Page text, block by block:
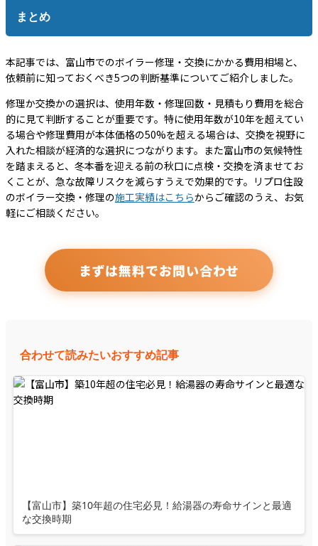
まとめ
本記事では、富山市でのボイラー修理・交換にかかる費用相場と、
依頼前に知っておくべき5つの判断基準についてご紹介しました。
修理か交換かの選択は、使用年数・修理回数・見積もり費用を総合
的に見て判断することが重要です。特に使用年数が10年を超えてい
る場合や修理費用が本体価格の50%を超える場合は、交換を視野に
入れた相談が経済的な選択につながります。また富山市の気候特性
を踏まえると、冬本番を迎える前の秋口に点検・交換を済ませてお
くことが、急な故障リスクを減らすうえで効果的です。リプロ住設
のボイラー交換・修理の施工実績はこちらからご確認のうえ、お気
軽にご相談ください。
まずは無料でお問い合わせ
合わせて読みたいおすすめ記事
【富山市】築10年超の住宅必見！給湯器の寿命サインと最適
な交換時期